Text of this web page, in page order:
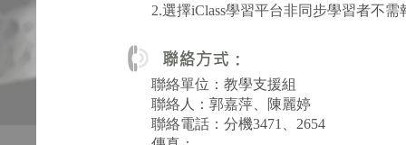
2.選擇iClass學習平台非同步學習者不
聯絡單位：教學支援組
聯絡人：郭嘉萍、陳麗婷
聯絡電話：分機3471、2654